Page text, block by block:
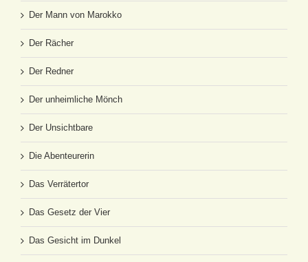
Der Mann von Marokko
Der Rächer
Der Redner
Der unheimliche Mönch
Der Unsichtbare
Die Abenteurerin
Das Verrätertor
Das Gesetz der Vier
Das Gesicht im Dunkel